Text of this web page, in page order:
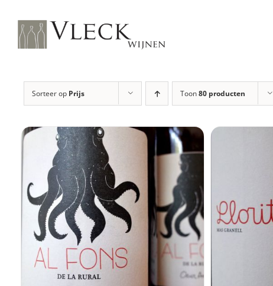
inhoud
Sorteer op Prijs Toon80 producten